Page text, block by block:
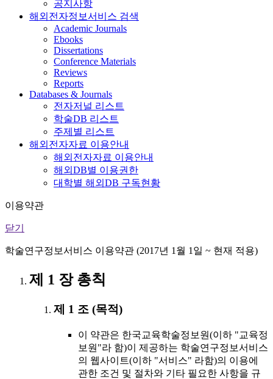
공지사항
해외전자정보서비스 검색
Academic Journals
Ebooks
Dissertations
Conference Materials
Reviews
Reports
Databases & Journals
전자저널 리스트
학술DB 리스트
주제별 리스트
해외전자자료 이용안내
해외전자자료 이용안내
해외DB별 이용권한
대학별 해외DB 구독현황
이용약관
닫기
학술연구정보서비스 이용약관 (2017년 1월 1일 ~ 현재 적용)
제 1 장 총칙
제 1 조 (목적)
이 약관은 한국교육학술정보원(이하 "교육정
보원"라 함)이 제공하는 학술연구정보서비스
의 웹사이트(이하 "서비스" 라함)의 이용에
관한 조건 및 절차와 기타 필요한 사항을 규